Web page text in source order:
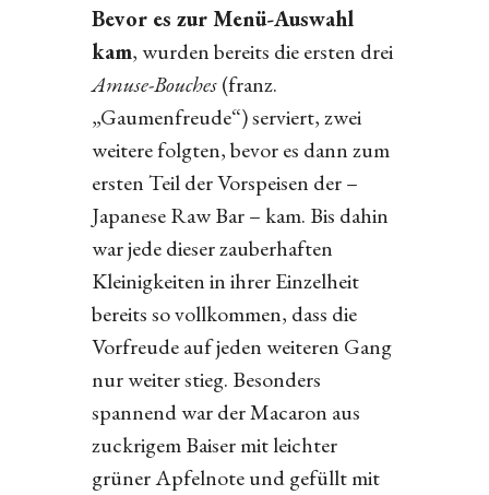
Bevor es zur Menü-Auswahl
kam, wurden bereits die ersten drei
Amuse-Bouches(franz.
„Gaumenfreude“) serviert, zwei
weitere folgten, bevor es dann zum
ersten Teil der Vorspeisen der –
Japanese Raw Bar – kam. Bis dahin
war jede dieser zauberhaften
Kleinigkeiten in ihrer Einzelheit
bereits so vollkommen, dass die
Vorfreude auf jeden weiteren Gang
nur weiter stieg. Besonders
spannend war der Macaron aus
zuckrigem Baiser mit leichter
grüner Apfelnote und gefüllt mit